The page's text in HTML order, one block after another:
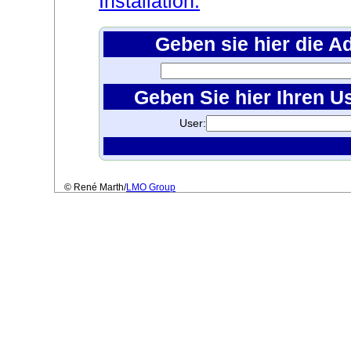
Geben sie hier die
Geben Sie hier Ihren
User:
© René Marth/LMO Group